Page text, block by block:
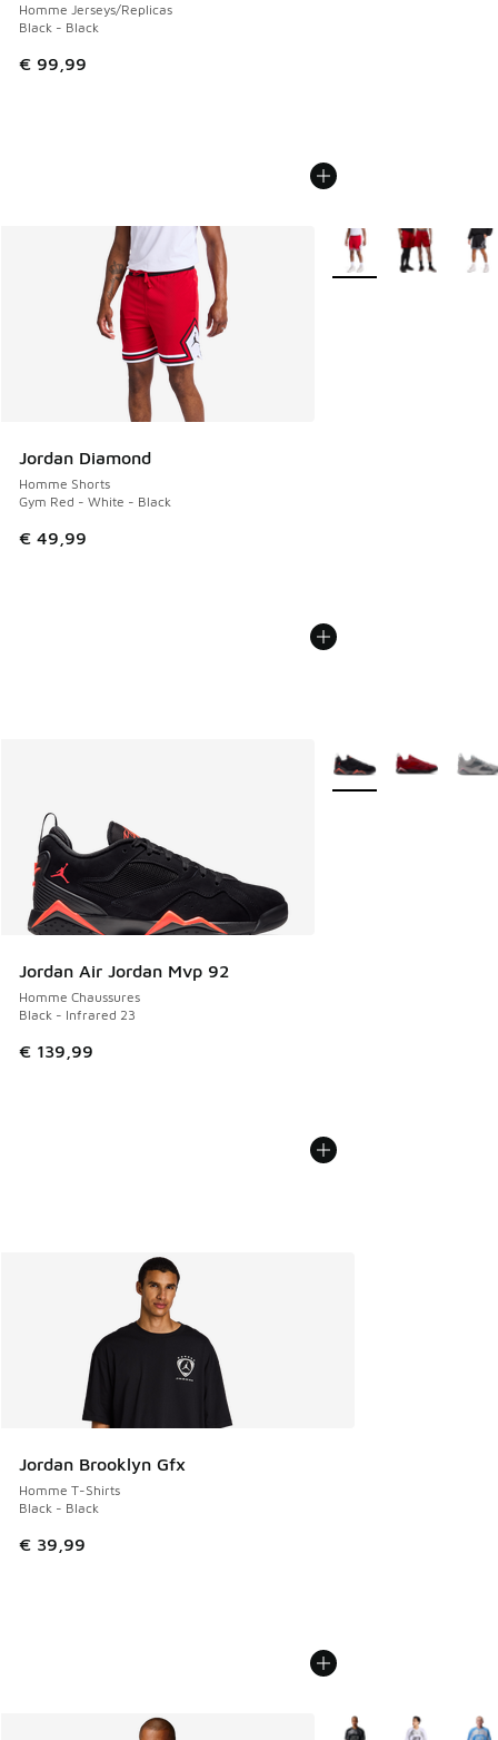
Homme Jerseys/Replicas
Black - Black
€ 99,99
Jordan Diamond
Homme Shorts
Gym Red - White - Black
€ 49,99
Plus de couleurs
Jordan Air Jordan Mvp 92
Homme Chaussures
Black - Infrared 23
€ 139,99
Plus de couleurs
Jordan Brooklyn Gfx
Homme T-Shirts
Black - Black
€ 39,99
Plus de couleurs